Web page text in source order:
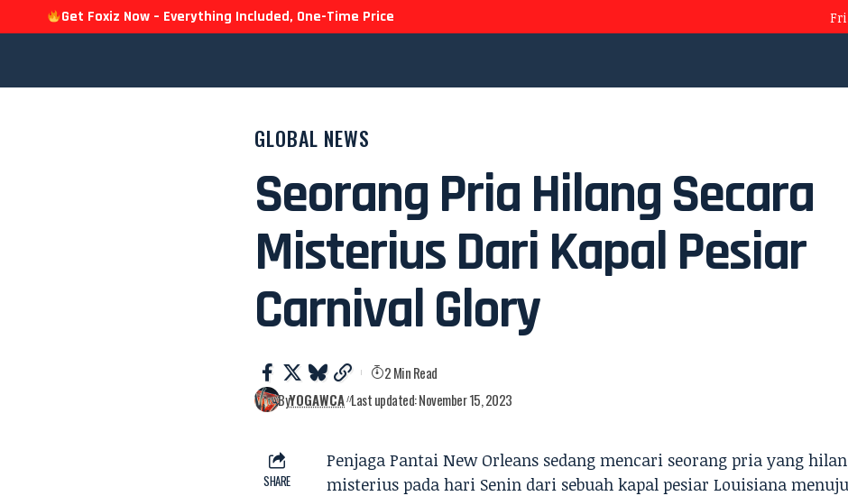
Get Foxiz Now – Everything Included, One-Time Price
GLOBAL NEWS
Seorang Pria Hilang Secara
Misterius Dari Kapal Pesiar
Carnival Glory
ByYOGAWCA Last updated: November 15, 2023
2 Min Read
SHARE
Penjaga Pantai New Orleans sedang mencari seorang pria yang
misterius pada hari Senin dari sebuah kapal pesiar Louisiana